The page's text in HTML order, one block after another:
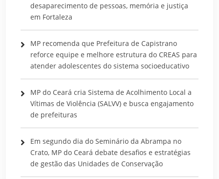
desaparecimento de pessoas, memória e justiça
em Fortaleza
MP recomenda que Prefeitura de Capistrano
reforce equipe e melhore estrutura do CREAS para
atender adolescentes do sistema socioeducativo
MP do Ceará cria Sistema de Acolhimento Local a
Vítimas de Violência (SALVV) e busca engajamento
de prefeituras
Em segundo dia do Seminário da Abrampa no
Crato, MP do Ceará debate desafios e estratégias
de gestão das Unidades de Conservação